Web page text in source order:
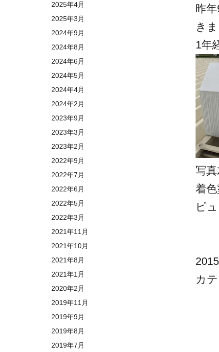
2025年4月
2025年3月
2024年9月
2024年8月
2024年6月
2024年5月
2024年4月
2024年2月
2023年9月
2023年3月
2023年2月
2022年9月
2022年7月
2022年6月
2022年5月
2022年3月
2021年11月
2021年10月
2021年8月
2021年1月
2020年2月
2019年11月
2019年9月
2019年8月
2019年7月
昨
き
1年
写
着
ピ
カ